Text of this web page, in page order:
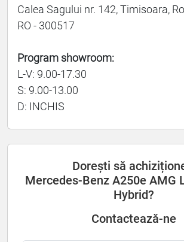
Calea Sagului nr. 142, Timisoara,
RO - 300517
Program showroom:
L-V: 9.00-17.30
S: 9.00-13.00
D: INCHIS
Dorești să
Mercedes-Benz A250e AMG
Hybrid?
Contactează-ne